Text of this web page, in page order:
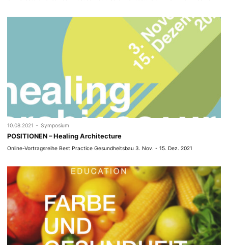
10.08.2021 - Symposium
POSITIONEN – Healing Architecture
Online-Vortragsreihe Best Practice Gesundheitsbau 3. Nov. - 15. Dez. 2021